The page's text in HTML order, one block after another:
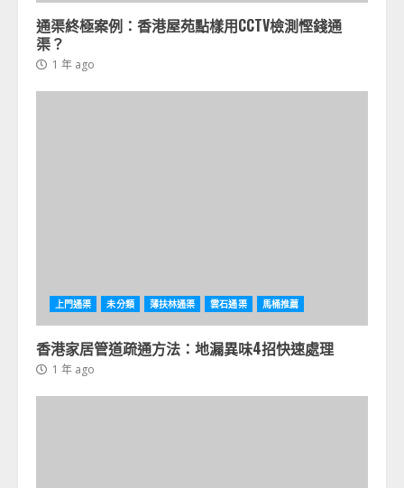
通渠終極案例：香港屋苑點樣用CCTV檢測慳錢通
渠？
1 年 ago
上門通渠 未分類 薄扶林通渠 雲石通渠 馬桶推薦
香港家居管道疏通方法：地漏異味4招快速處理
1 年 ago